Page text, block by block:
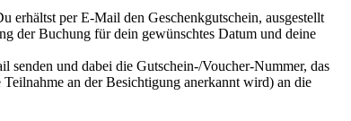
erhältst per E-Mail den Geschenkgutschein, ausgestellt
der Buchung für dein gewünschtes Datum und deine
senden und dabei die Gutschein-/Voucher-Nummer, das
an der Besichtigung anerkannt wird) an die